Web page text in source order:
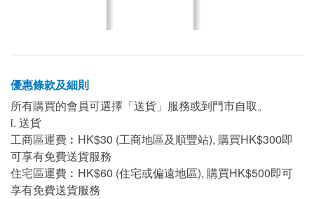
優惠條款及細則
所有購買的會員可選擇「送貨」服務或到門市自取。
i. 送貨
工商區運費︰HK$30 (工商地區及順豐站), 購買HK$300即
可享有免費送貨服務
住宅區運費︰HK$60 (住宅或偏遠地區), 購買HK$500即可
享有免費送貨服務